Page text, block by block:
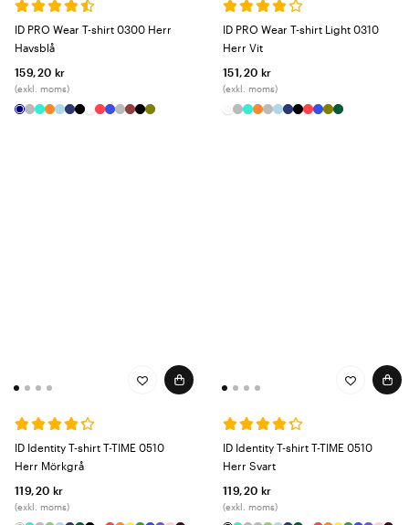
ID PRO Wear T-shirt 0300 Herr
Havsblå
159,20 kr
(exkl. moms)
ID PRO Wear T-shirt Light 0310
Herr Vit
151,20 kr
(exkl. moms)
ID Identity T-shirt T-TIME 0510
Herr Mörkgrå
119,20 kr
(exkl. moms)
ID Identity T-shirt T-TIME 0510
Herr Svart
119,20 kr
(exkl. moms)